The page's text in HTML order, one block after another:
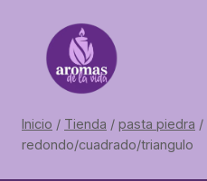
contenido
Inicio / Tienda / pasta piedra /
redondo/cuadrado/triangulo